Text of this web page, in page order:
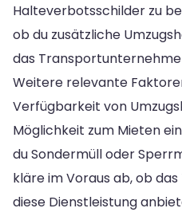
Halteverbotsschilder zu
ob du zusätzliche
das
Weitere relevante
Verfügbarkeit von
Möglichkeit zum Mieten
du Sondermüll oder
kläre im Voraus ab, ob
diese Dienstleistung